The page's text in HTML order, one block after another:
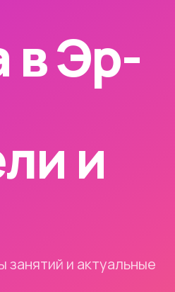
в Эр-
и
и актуальные